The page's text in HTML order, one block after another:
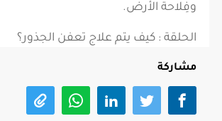
وفِلاحة الأرض.
الحلقة : كيف يتم علاج تعفن الجذور؟
مشاركة